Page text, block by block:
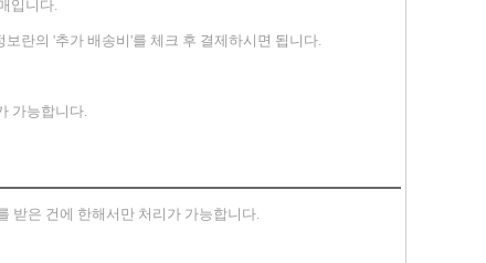
입니다.
란의 '추가 배송비'를 체크 후 결제하시면 됩니다.
가능합니다.
받은 건에 한해서만 처리가 가능합니다.